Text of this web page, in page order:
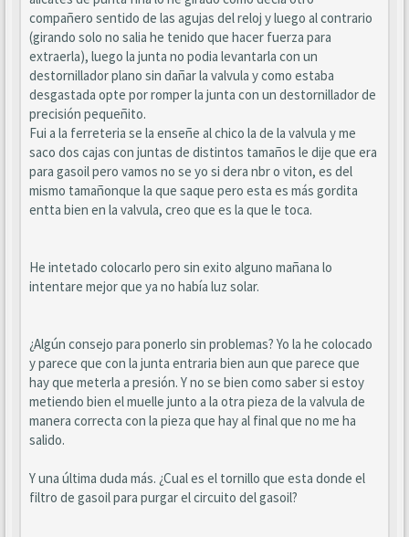
compañero sentido de las agujas del reloj y luego al contrario
(girando solo no salia he tenido que hacer fuerza para
extraerla), luego la junta no podia levantarla con un
destornillador plano sin dañar la valvula y como estaba
desgastada opte por romper la junta con un destornillador de
precisión pequeñito.
Fui a la ferreteria se la enseñe al chico la de la valvula y me
saco dos cajas con juntas de distintos tamaños le dije que era
para gasoil pero vamos no se yo si dera nbr o viton, es del
mismo tamañonque la que saque pero esta es más gordita
entta bien en la valvula, creo que es la que le toca.
He intetado colocarlo pero sin exito alguno mañana lo
intentare mejor que ya no había luz solar.
¿Algún consejo para ponerlo sin problemas? Yo la he colocado
y parece que con la junta entraria bien aun que parece que
hay que meterla a presión. Y no se bien como saber si estoy
metiendo bien el muelle junto a la otra pieza de la valvula de
manera correcta con la pieza que hay al final que no me ha
salido.
Y una última duda más. ¿Cual es el tornillo que esta donde el
filtro de gasoil para purgar el circuito del gasoil?